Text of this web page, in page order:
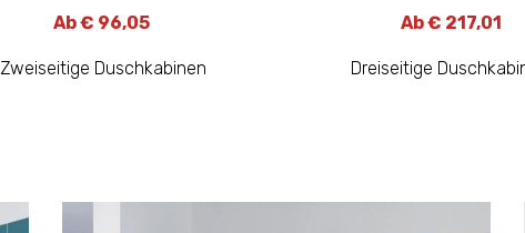
Ab € 96,05
Zweiseitige Duschkabinen
Ab € 217,01
Dreiseitige